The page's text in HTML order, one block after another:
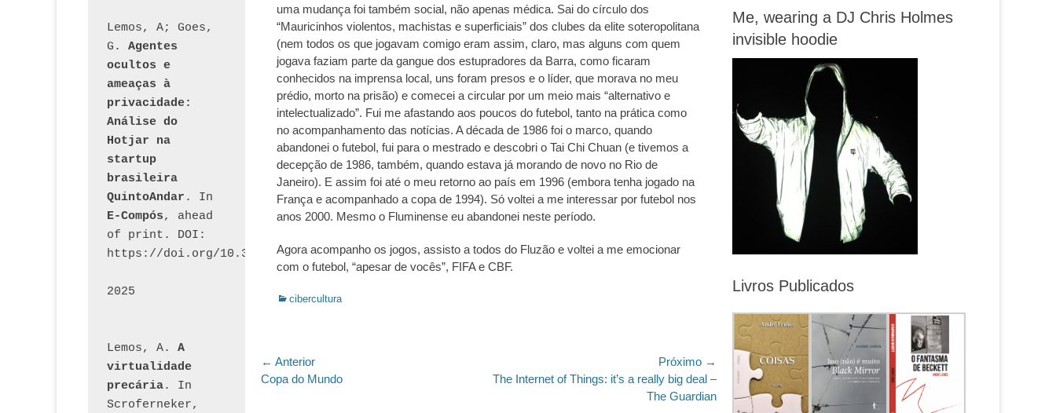
uma mudança foi também social, não apenas médica. Sai do círculo dos
“Mauricinhos violentos, machistas e superficiais” dos clubes da elite soteropolitana
(nem todos os que jogavam comigo eram assim, claro, mas alguns com quem
jogava faziam parte da gangue dos estupradores da Barra, como ficaram
conhecidos na imprensa local, uns foram presos e o líder, que morava no meu
prédio, morto na prisão) e comecei a circular por um meio mais “alternativo e
intelectualizado”. Fui me afastando aos poucos do futebol, tanto na prática como
no acompanhamento das notícias. A década de 1986 foi o marco, quando
abandonei o futebol, fui para o mestrado e descobri o Tai Chi Chuan (e tivemos a
decepção de 1986, também, quando estava já morando de novo no Rio de
Janeiro). E assim foi até o meu retorno ao país em 1996 (embora tenha jogado na
França e acompanhado a copa de 1994). Só voltei a me interessar por futebol nos
anos 2000. Mesmo o Fluminense eu abandonei neste período.
Agora acompanho os jogos, assisto a todos do Fluzão e voltei a me emocionar
com o futebol, “apesar de vocês”, FIFA e CBF.
Categorias:
cibercultura
Navegação
de
← Anterior
Post
Copa do Mundo
Próximo →
Próximo
The Internet of Things: it’s a really big deal –
The Guardian
Me, wearing a DJ Chris Holmes
invisible hoodie
Livros Publicados
Lemos, A; Goes,
G. Agentes
ocultos e
ameaças à
privacidade:
Análise do
Hotjar na
startup
brasileira
QuintoAndar
E-Compós, ahead
of print. DOI:
https://doi.org/10.30962/ecomps.3231
2025
Lemos, A. A
virtualidade
precária. In
Scroferneker,